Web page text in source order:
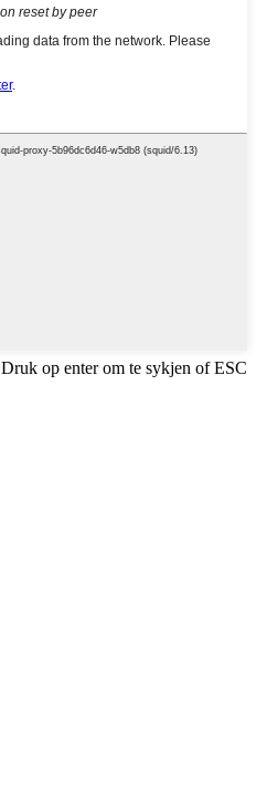
Druk op enter om te sykjen of ESC